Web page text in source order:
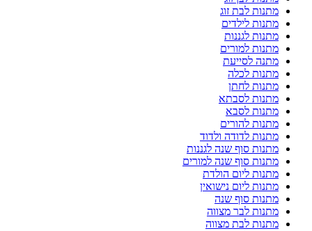
מתנות לבת זוג
מתנות לילדים
מתנות לגננות
מתנות למורים
מתנה לסייעת
מתנות לכלה
מתנות לחתן
מתנות לסבתא
מתנות לסבא
מתנות להורים
מתנות לדודה ולדוד
מתנות סוף שנה לגננות
מתנות סוף שנה למורים
מתנות ליום הולדת
מתנות ליום נישואין
מתנות סוף שנה
מתנות לבר מצווה
מתנות לבת מצווה